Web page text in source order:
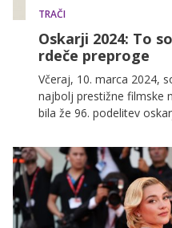
TRAČI
Oskarji 2024: To
rdeče preproge
Včeraj, 10. marca 2024,
najbolj prestižne filmske
bila že 96. podelitev
glamur, klasika in